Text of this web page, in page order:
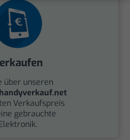
über unseren
handyverkauf.net
Verkaufspreis
gebrauchte